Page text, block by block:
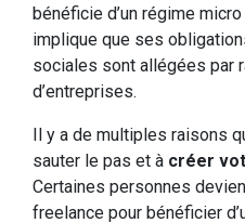
bénéficie d’un régime
implique que ses
sociales sont allégées par
d’entreprises.
Il y a de multiples raisons
sauter le pas et à créer
Certaines personnes
freelance pour bénéficier